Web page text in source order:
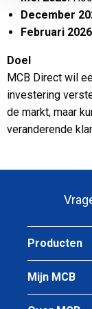
December
Februari
Doel
MCB Direct wil
investering
de markt, maar
veranderende
Producten
Mijn MCB